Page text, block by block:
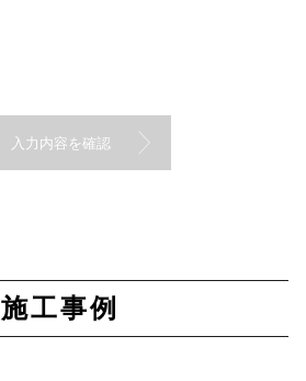
施工事例